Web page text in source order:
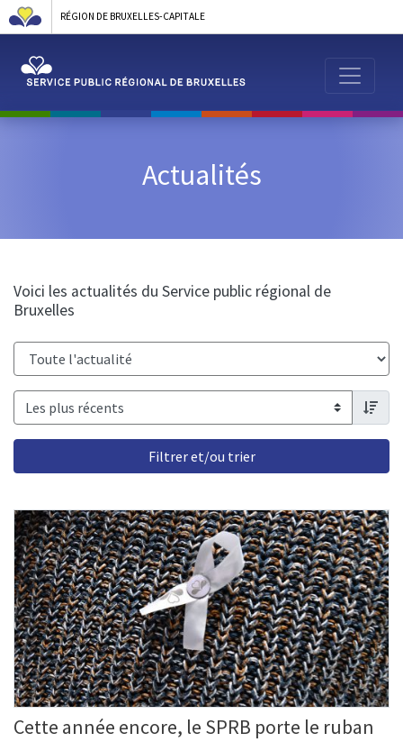
RÉGION DE BRUXELLES-CAPITALE
Actualités
Voici les actualités du Service public régional de
Bruxelles
Catégorie :
order
Cette année encore, le SPRB porte le ruban